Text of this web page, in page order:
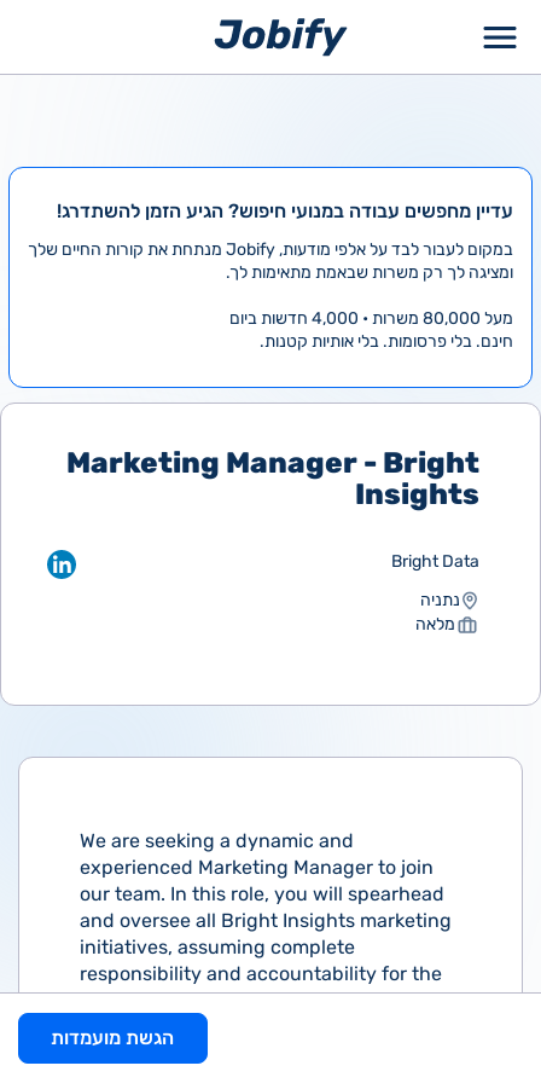
עדיין מחפשים עבודה במנועי חיפוש? הגיע הזמן להשתדרג!
במקום לעבור לבד על אלפי מודעות, Jobify מנתחת את קורות החיים שלך
ומציגה לך רק משרות שבאמת מתאימות לך.
מעל 80,000 משרות • 4,000 חדשות ביום
חינם. בלי פרסומות. בלי אותיות קטנות.
Marketing Manager - Bright
Insights
Bright Data
נתניה
מלאה
We are seeking a dynamic and
experienced Marketing Manager to join
our team. In this role, you will spearhead
and oversee all Bright Insights marketing
initiatives, assuming complete
responsibility and accountability for the
division's marketing efforts with a
startup-driven mindset.
הגשת מועמדות